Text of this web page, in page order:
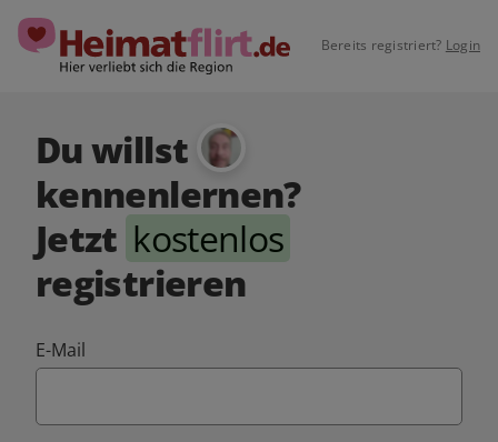
Bereits registriert? Login
Du willst
kennenlernen?
Jetzt kostenlos
registrieren
E-Mail